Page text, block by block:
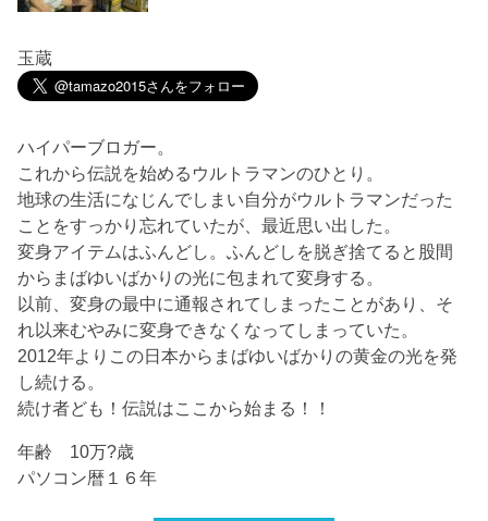
玉蔵
ハイパーブロガー。
これから伝説を始めるウルトラマンのひとり。
地球の生活になじんでしまい自分がウルトラマンだった
ことをすっかり忘れていたが、最近思い出した。
変身アイテムはふんどし。ふんどしを脱ぎ捨てると股間
からまばゆいばかりの光に包まれて変身する。
以前、変身の最中に通報されてしまったことがあり、そ
れ以来むやみに変身できなくなってしまっていた。
2012年よりこの日本からまばゆいばかりの黄金の光を発
し続ける。
続け者ども！伝説はここから始まる！！
年齢 10万?歳
パソコン暦１６年